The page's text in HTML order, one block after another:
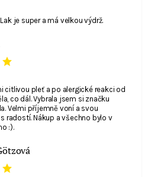
je super a má velkou výdrž.
citlivou pleť a po alergické reakci od
co dál. Vybrala jsem si značku
Velmi příjemně voní a svou
radostí. Nákup a všechno bylo v
:).